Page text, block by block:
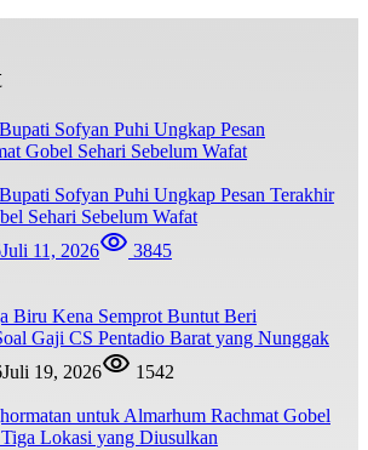
Sofyan Puhi Ungkap Pesan Terakhir
Sehari Sebelum Wafat
Juli 11, 2026 3845
Biru Kena Semprot Buntut Beri
Gaji CS Pentadio Barat yang Nunggak
Juli 19, 2026
1542
untuk Almarhum Rachmat Gobel
Lokasi yang Diusulkan